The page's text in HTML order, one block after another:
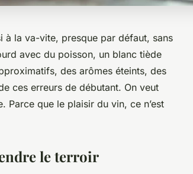
à la va-vite, presque par défaut, sans
avec du poisson, un blanc tiède
des arômes éteints, des
ces erreurs de débutant. On veut
Parce que le plaisir du vin, ce n’est
le terroir